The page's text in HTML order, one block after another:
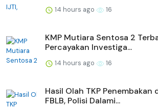
14 hours ago 16
KMP Mutiara Sentosa 2
Percayakan Investiga...
14 hours ago 16
Hasil Olah TKP Penembakan
FBLB, Polisi Dalami...